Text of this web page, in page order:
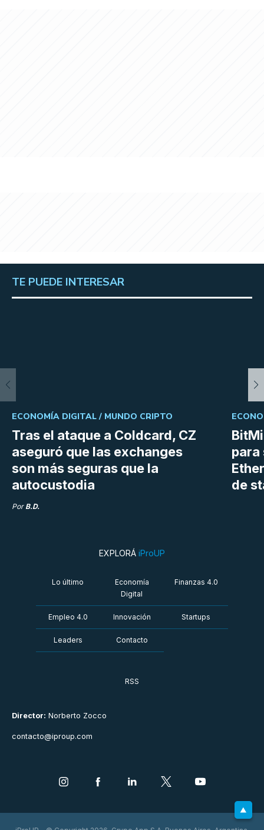
TE PUEDE INTERESAR
Tras el ataque a Coldcard, CZ
aseguró que las exchanges
son más seguras que la
autocustodia
ECONOMÍA DIGITAL / MUNDO CRIPTO
Por B.D.
para
de
Director: Norberto Zocco
contacto@iproup.com
EXPLORÁ iProUP
Lo último
Economía
Digital
Finanzas 4.0
Empleo 4.0 Innovación Startups
Leaders Contacto
RSS